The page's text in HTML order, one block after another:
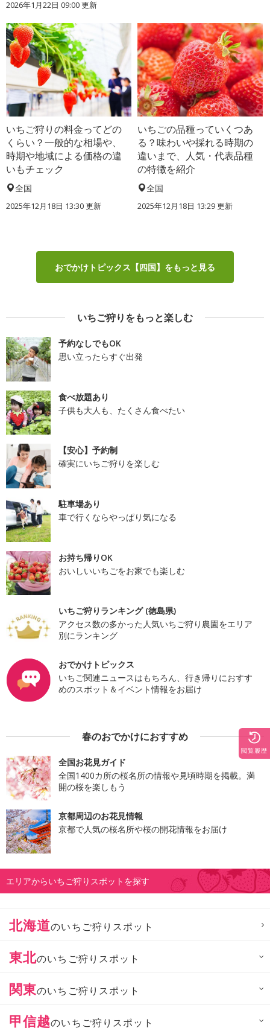
2026年1月22日 09:00 更新
いちご狩りの料金ってどの
くらい？一般的な相場や、
時期や地域による価格の違
いもチェック
全国
2025年12月18日 13:30 更新
いちごの品種っていくつあ
る？味わいや採れる時期の
違いまで、人気・代表品種
の特徴を紹介
全国
2025年12月18日 13:29 更新
おでかけトピックス【四国】をもっと見る
いちご狩りをもっと楽しむ
予約なしでもOK
思い立ったらすぐ出発
食べ放題あり
子供も大人も、たくさん食べたい
【安心】予約制
確実にいちご狩りを楽しむ
駐車場あり
車で行くならやっぱり気になる
お持ち帰りOK
おいしいいちごをお家でも楽しむ
いちご狩りランキング (徳島県)
アクセス数の多かった人気いちご狩り農園をエリア
別にランキング
おでかけトピックス
いちご関連ニュースはもちろん、行き帰りにおすす
めのスポット＆イベント情報をお届け
春のおでかけにおすすめ
全国お花見ガイド
全国1400カ所の桜名所の情報や見頃時期を掲載。満
開の桜を楽しもう
京都周辺のお花見情報
京都で人気の桜名所や桜の開花情報をお届け
エリアからいちご狩りスポットを探す
北海道のいちご狩りスポット
東北のいちご狩りスポット
関東のいちご狩りスポット
甲信越のいちご狩りスポット
閲覧履歴